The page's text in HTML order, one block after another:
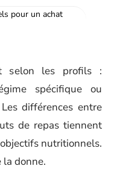
pour un achat
selon les profils :
spécifique ou
différences entre
de repas tiennent
nutritionnels.
donne.